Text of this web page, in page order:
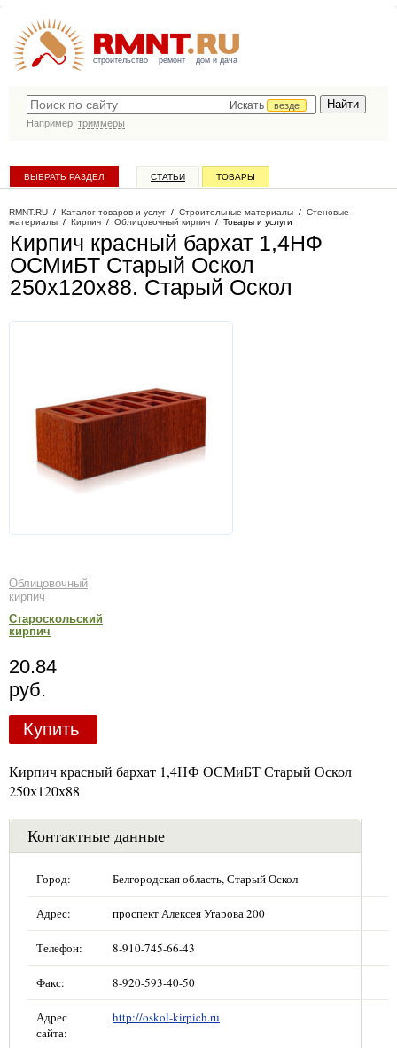
строительство ремонт дом и дача
Искать
везде
Например, триммеры
ВЫБРАТЬ РАЗДЕЛ СТАТЬИ ТОВАРЫ
RMNT.RU / Каталог товаров и услуг / Строительные материалы / Стеновые
материалы / Кирпич / Облицовочный кирпич / Товары и услуги
Кирпич красный бархат 1,4НФ
ОСМиБТ Старый Оскол
250х120х88. Старый Оскол
Облицовочный
кирпич
Староскольский
кирпич
20.84
руб.
Купить
Кирпич красный бархат 1,4НФ ОСМиБТ Старый Оскол
250х120х88
Контактные данные
Город: Белгородская область, Старый Оскол
Адрес: проспект Алексея Угарова 200
Телефон: 8-910-745-66-43
Факс: 8-920-593-40-50
Адрес
сайта:
http://oskol-kirpich.ru